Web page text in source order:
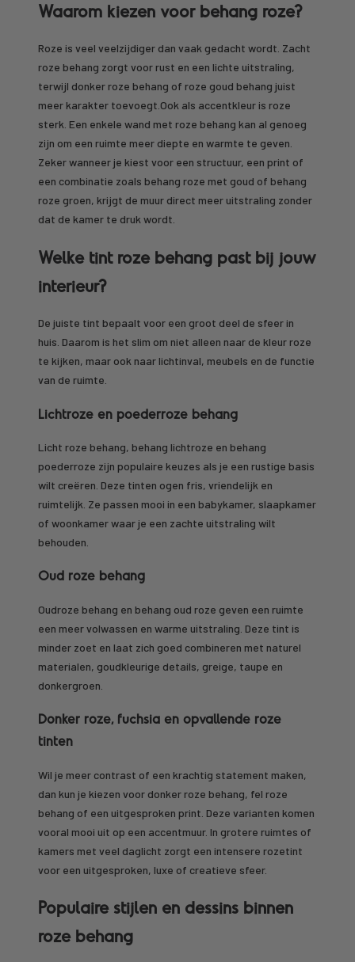
Waarom kiezen voor behang roze?
Roze is veel veelzijdiger dan vaak gedacht wordt. Zacht
roze behang zorgt voor rust en een lichte uitstraling,
terwijl donker roze behang of roze goud behang juist
meer karakter toevoegt.Ook als accentkleur is roze
sterk. Een enkele wand met roze behang kan al genoeg
zijn om een ruimte meer diepte en warmte te geven.
Zeker wanneer je kiest voor een structuur, een print of
een combinatie zoals behang roze met goud of behang
roze groen, krijgt de muur direct meer uitstraling zonder
dat de kamer te druk wordt.
Welke tint roze behang past bij jouw
interieur?
De juiste tint bepaalt voor een groot deel de sfeer in
huis. Daarom is het slim om niet alleen naar de kleur roze
te kijken, maar ook naar lichtinval, meubels en de functie
van de ruimte.
Lichtroze en poederroze behang
Licht roze behang, behang lichtroze en behang
poederroze zijn populaire keuzes als je een rustige basis
wilt creëren. Deze tinten ogen fris, vriendelijk en
ruimtelijk. Ze passen mooi in een babykamer, slaapkamer
of woonkamer waar je een zachte uitstraling wilt
behouden.
Oud roze behang
Oudroze behang en behang oud roze geven een ruimte
een meer volwassen en warme uitstraling. Deze tint is
minder zoet en laat zich goed combineren met naturel
materialen, goudkleurige details, greige, taupe en
donkergroen.
Donker roze, fuchsia en opvallende roze
tinten
Wil je meer contrast of een krachtig statement maken,
dan kun je kiezen voor donker roze behang, fel roze
behang of een uitgesproken print. Deze varianten komen
vooral mooi uit op een accentmuur. In grotere ruimtes of
kamers met veel daglicht zorgt een intensere rozetint
voor een uitgesproken, luxe of creatieve sfeer.
Populaire stijlen en dessins binnen
roze behang